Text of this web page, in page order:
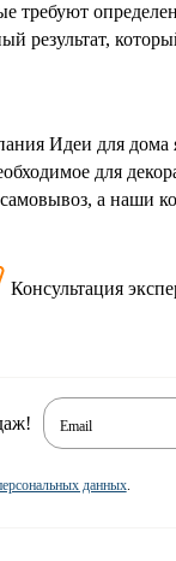
результат,
Идеи для
для
а наши
Консультация
Email
данных.